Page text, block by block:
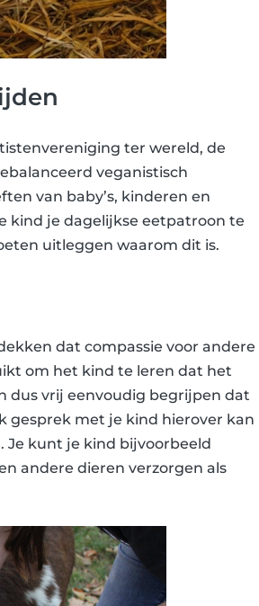
ter wereld, de
veganistisch
van baby’s, kinderen en
kind je dagelijkse eetpatroon te
uitleggen waarom dit is.
dat compassie voor andere
om het kind te leren dat het
dus vrij eenvoudig begrijpen dat
gesprek met je kind hierover kan
Je kunt je kind bijvoorbeeld
andere dieren verzorgen als